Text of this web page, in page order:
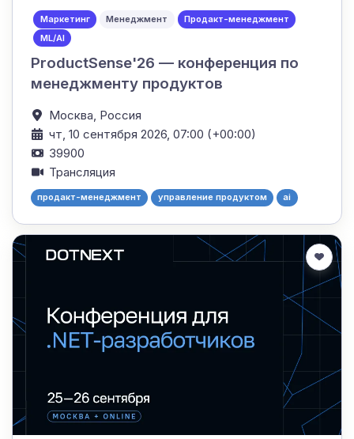
Маркетинг Менеджмент
Продакт-менеджмент
ML/AI
ProductSense'26 — конференция по
менеджменту продуктов
Москва, Россия
чт, 10 сентября 2026, 07:00 (+00:00)
39900
Трансляция
продакт-менеджмент управление продуктом ai